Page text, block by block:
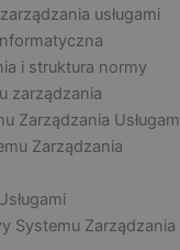
usługami
i struktura normy
zarządzania
Zarządzania
Zarządzania
Systemu Zarządzania